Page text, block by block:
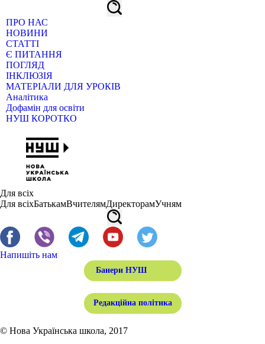
ПРО НАС
НОВИНИ
СТАТТІ
Є ПИТАННЯ
ПОГЛЯД
ІНКЛЮЗІЯ
МАТЕРІАЛИ ДЛЯ УРОКІВ
Аналітика
Дофамін для освіти
НУШ КОРОТКО
Для всіх
Для всіхБатькамВчителямДиректорамУчням
Напишіть нам
Банери НУШ
Редакційна політика
© Нова Українська школа, 2017